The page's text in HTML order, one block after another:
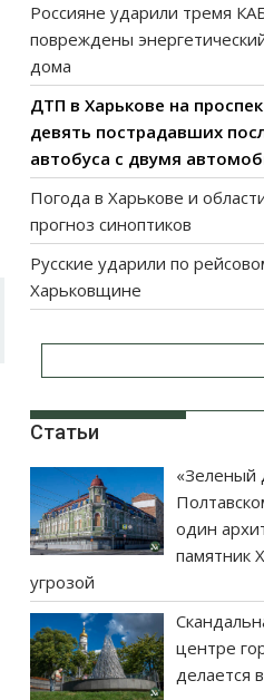
Россияне ударили тремя
повреждены
дома
ДТП в Харькове на
девять пострадавших
автобуса с двумя
Погода в Харькове и
прогноз синоптиков
Русские ударили по
Харьковщине
Статьи
«Зеленый
один
памятник
угрозой
центре
делается